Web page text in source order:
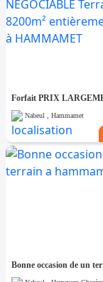
Nabeul , Hammamet